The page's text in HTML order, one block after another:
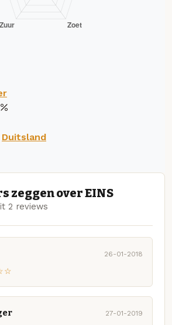
Duitsland
zeggen over EINS
2 reviews
26-01-2018
27-01-2019